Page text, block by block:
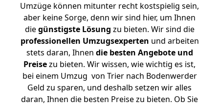
Umzüge können mitunter recht kostspielig sein,
aber keine Sorge, denn wir sind hier, um Ihnen
diegünstigste Lösung zu bieten. Wir sind die
professionellen Umzugsexperten und arbeiten
stets daran, Ihnen die besten Angebote und
Preisezu bieten. Wir wissen, wie wichtig es ist,
bei einem Umzug von Trier nach Bodenwerder
Geld zu sparen, und deshalb setzen wir alles
daran, Ihnen die besten Preise zu bieten. Ob Sie